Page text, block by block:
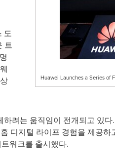
Huawei Launches a Series of
도
트
려는 움직임이 전개되고 있
디지털 라이프 경험을 제공
워크를 출시했다.